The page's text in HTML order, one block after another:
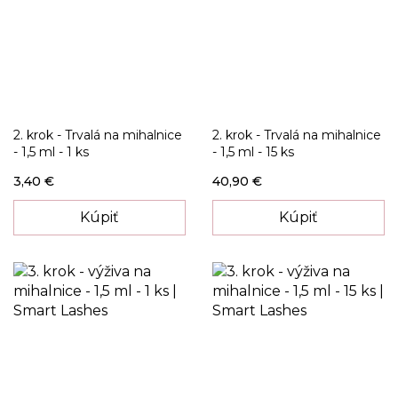
2. krok - Trvalá na mihalnice
- 1,5 ml - 1 ks
3,40 €
Kúpiť
2. krok - Trvalá na mihalnice
- 1,5 ml - 15 ks
40,90 €
Kúpiť